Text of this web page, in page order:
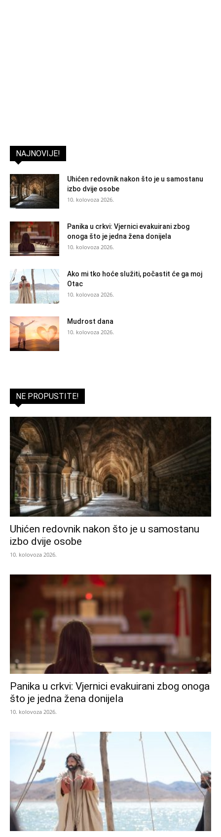
NAJNOVIJE!
Uhićen redovnik nakon što je u samostanu
izbo dvije osobe
10. kolovoza 2026.
Panika u crkvi: Vjernici evakuirani zbog
onoga što je jedna žena donijela
10. kolovoza 2026.
Ako mi tko hoće služiti, počastit će ga moj
Otac
10. kolovoza 2026.
Mudrost dana
10. kolovoza 2026.
NE PROPUSTITE!
Uhićen redovnik nakon što je u samostanu
izbo dvije osobe
10. kolovoza 2026.
Panika u crkvi: Vjernici evakuirani zbog onoga
što je jedna žena donijela
10. kolovoza 2026.